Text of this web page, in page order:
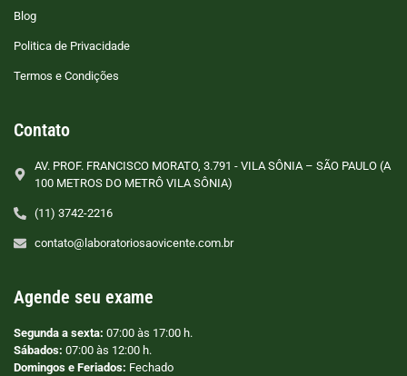
Blog
Politica de Privacidade
Termos e Condições
Contato
AV. PROF. FRANCISCO MORATO, 3.791 - VILA SÔNIA – SÃO PAULO (A
100 METROS DO METRÔ VILA SÔNIA)
(11) 3742-2216
contato@laboratoriosaovicente.com.br
Agende seu exame
Segunda a sexta: 07:00 às 17:00 h.
Sábados: 07:00 às 12:00 h.
Domingos e Feriados: Fechado